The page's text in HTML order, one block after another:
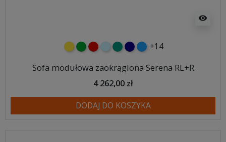
visibility
żółtyzielonyczerwony
błękitnyturkusowy
granatowy
niebieski
+14
Sofa modułowa zaokrąglona Serena RL+R
4 262,00 zł
DODAJ DO KOSZYKA